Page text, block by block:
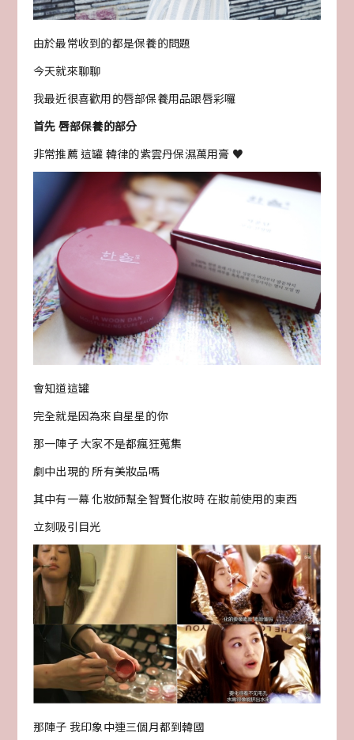
由於最常收到的都是保養的問題
今天就來聊聊
我最近很喜歡用的唇部保養用品跟唇彩囉
首先 唇部保養的部分
非常推薦 這罐 韓律的紫雲丹保濕萬用膏 ♥
會知道這罐
完全就是因為來自星星的你
那一陣子 大家不是都瘋狂蒐集
劇中出現的 所有美妝品嗎
其中有一幕 化妝師幫全智賢化妝時 在妝前使用的東西
立刻吸引目光
那陣子 我印象中連三個月都到韓國